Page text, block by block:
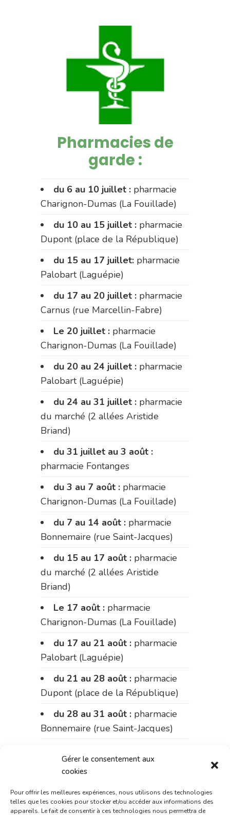
Gérer le consentement aux
cookies
Pour offrir les meilleures expériences, nous utilisons des technologies
telles que les cookies pour stocker et/ou accéder aux informations des
appareils. Le fait de consentir à ces technologies nous permettra de
Pharmacies de
garde :
du 6 au 10 juillet : pharmacie
Charignon-Dumas (La Fouillade)
du 10 au 15 juillet : pharmacie
Dupont (place de la République)
du 15 au 17 juillet: pharmacie
Palobart (Laguépie)
du 17 au 20 juillet : pharmacie
Carnus (rue Marcellin-Fabre)
Le 20 juillet : pharmacie
Charignon-Dumas (La Fouillade)
du 20 au 24 juillet : pharmacie
Palobart (Laguépie)
du 24 au 31 juillet : pharmacie
du marché (2 allées Aristide
Briand)
du 31 juillet au 3 août :
pharmacie Fontanges
du 3 au 7 août : pharmacie
Charignon-Dumas (La Fouillade)
du 7 au 14 août : pharmacie
Bonnemaire (rue Saint-Jacques)
du 15 au 17 août : pharmacie
du marché (2 allées Aristide
Briand)
Le 17 août : pharmacie
Charignon-Dumas (La Fouillade)
du 17 au 21 août : pharmacie
Palobart (Laguépie)
du 21 au 28 août : pharmacie
Dupont (place de la République)
du 28 au 31 août : pharmacie
Bonnemaire (rue Saint-Jacques)
pharmacie Charignon-Dumas (La
du 4 au 11 septembre :